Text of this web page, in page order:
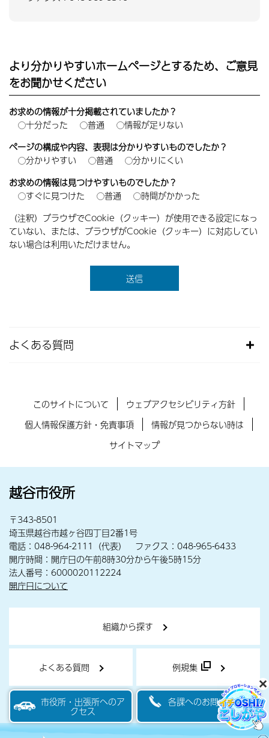
より分かりやすいホームページとするため、ご意見
をお聞かせください
お求めの情報が十分掲載されていましたか？
十分だった
普通
情報が足りない
ページの構成や内容、表現は分かりやすいものでしたか？
分かりやすい
普通
分かりにくい
お求めの情報は見つけやすいものでしたか？
すぐに見つけた
普通
時間がかかった
（注釈）ブラウザでCookie（クッキー）が使用できる設定になっ
ていない、または、ブラウザがCookie（クッキー）に対応してい
ない場合は利用いただけません。
よくある質問
このサイトについて
ウェブアクセシビリティ方針
個人情報保護方針・免責事項
情報が見つからない時は
サイトマップ
越谷市役所
〒343-8501
埼玉県越谷市越ヶ谷四丁目2番1号
電話：048-964-2111（代表） ファクス：048-965-6433
開庁時間：開庁日の午前8時30分から午後5時15分
法人番号：6000020112224
開庁日について
組織から探す
よくある質問 例規集
市役所・出張所へのア
クセス
各課へのお問い合わせ